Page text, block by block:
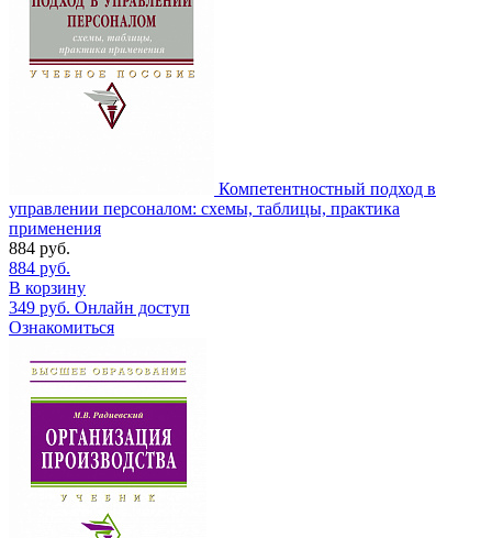
Компетентностный подход в
управлении персоналом: схемы, таблицы, практика
применения
884 руб.
884 руб.
В корзину
349 руб. Онлайн доступ
Ознакомиться